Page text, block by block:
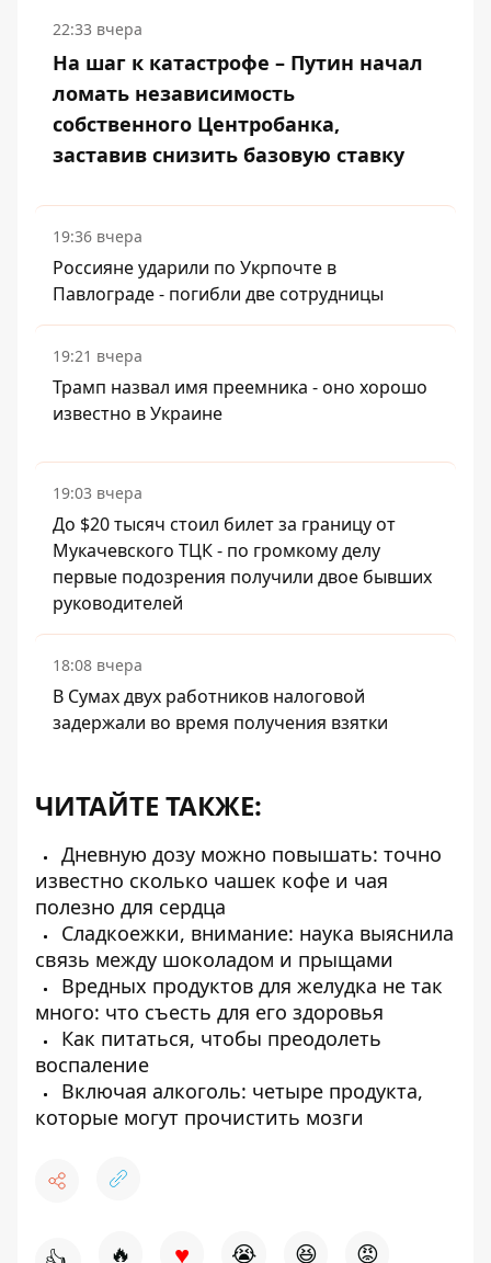
22:33 вчера
На шаг к катастрофе – Путин начал
ломать независимость
собственного Центробанка,
заставив снизить базовую ставку
19:36 вчера
Россияне ударили по Укрпочте в
Павлограде - погибли две сотрудницы
19:21 вчера
Трамп назвал имя преемника - оно хорошо
известно в Украине
19:03 вчера
До $20 тысяч стоил билет за границу от
Мукачевского ТЦК - по громкому делу
первые подозрения получили двое бывших
руководителей
18:08 вчера
В Сумах двух работников налоговой
задержали во время получения взятки
ЧИТАЙТЕ ТАКЖЕ:
Дневную дозу можно повышать: точно
известно сколько чашек кофе и чая
полезно для сердца
Сладкоежки, внимание: наука выяснила
связь между шоколадом и прыщами
Вредных продуктов для желудка не так
много: что съесть для его здоровья
Как питаться, чтобы преодолеть
воспаление
Включая алкоголь: четыре продукта,
которые могут прочистить мозги
🔥 ♥ 😭 😆 😡